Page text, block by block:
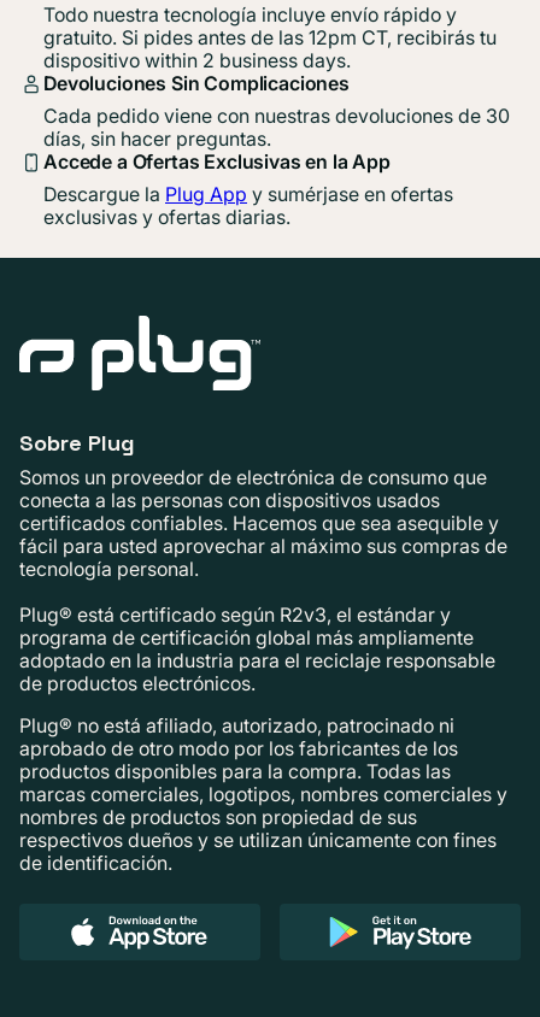
Todo nuestra tecnología incluye envío rápido y
gratuito. Si pides antes de las 12pm CT, recibirás tu
dispositivo within 2 business days.
Devoluciones Sin Complicaciones
Cada pedido viene con nuestras devoluciones de 30
días, sin hacer preguntas.
Accede a Ofertas Exclusivas en la App
Descargue la Plug App y sumérjase en ofertas
exclusivas y ofertas diarias.
Sobre Plug
Somos un proveedor de electrónica de consumo que
conecta a las personas con dispositivos usados ​​
certificados confiables. Hacemos que sea asequible y
fácil para usted aprovechar al máximo sus compras de
tecnología personal.
Plug® está certificado según R2v3, el estándar y
programa de certificación global más ampliamente
adoptado en la industria para el reciclaje responsable
de productos electrónicos.
Plug® no está afiliado, autorizado, patrocinado ni
aprobado de otro modo por los fabricantes de los
productos disponibles para la compra. Todas las
marcas comerciales, logotipos, nombres comerciales y
nombres de productos son propiedad de sus
respectivos dueños y se utilizan únicamente con fines
de identificación.